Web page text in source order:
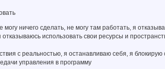
ничего сделать, не могу там работать, я
использовать свои ресурсы и
с реальностью, я останавливаю себя, я блокирую
управления в программу